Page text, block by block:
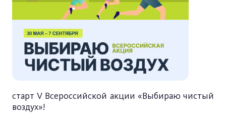
старт V Всероссийской акции «Выбираю чистый
воздух»!